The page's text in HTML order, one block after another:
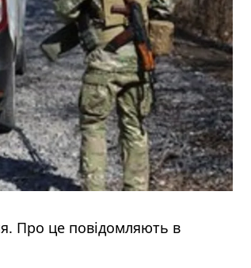
Про це повідомляють в